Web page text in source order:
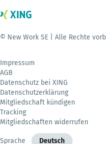
© New Work SE | Alle Rechte
Impressum
AGB
Datenschutz bei XING
Datenschutzerklärung
Mitgliedschaft kündigen
Tracking
Mitgliedschaften widerrufen
Sprache Deutsch